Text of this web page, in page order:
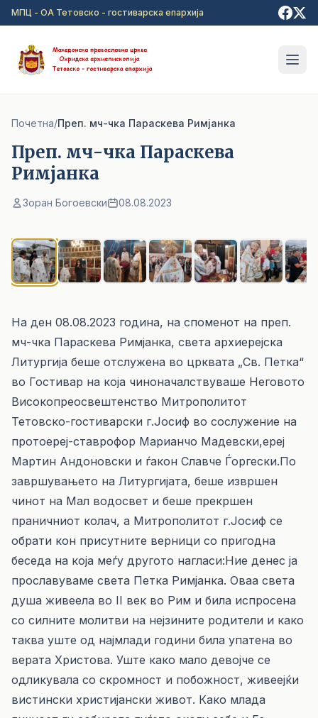
Прејди на главна содржина
МПЦ - ОА Тетовско - гостиварска епархија
Почетна/Преп. мч-чка Параскева Римјанка
Преп. мч-чка Параскева
Римјанка
Зоран Богоевски 08.08.2023
На ден 08.08.2023 година, на споменот на преп.
мч-чка Параскева Римјанка, света архиерејска
Литургија беше отслужена во црквата „Св. Петка“
во Гостивар на која чиноначалствуваше Неговото
Високопреосвештенство Митрополитот
Тетовско-гостиварски г.Јосиф во сослужение на
протоереј-ставрофор Марианчо Мадевски,ереј
Мартин Андоновски и ѓакон Славче Ѓоргески.По
завршувањето на Литургијата, беше извршен
чинот на Мал водосвет и беше прекршен
праничниот колач, а Митрополитот г.Јосиф се
обрати кон присутните верници со пригодна
беседа на која меѓу другото нагласи:Ние денес ја
прославуваме света Петка Римјанка. Оваа света
душа живеела во II век во Рим и била испросена
со силните молитви на нејзините родители и како
таква уште од најмлади години била упатена во
верата Христова. Уште како мало девојче се
одликувала со скромност и побожност, живеејќи
вистински христијански живот. Како млада